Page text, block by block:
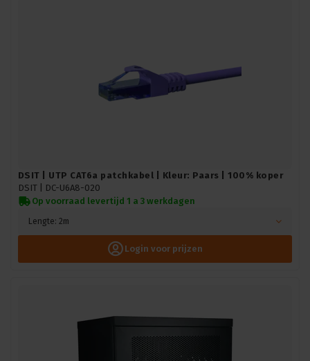
DSIT | UTP CAT6a patchkabel | Kleur: Paars | 100% koper
DSIT |
DC-U6A8-020
Op voorraad levertijd 1 a 3 werkdagen
Lengte: 2m
Login voor prijzen